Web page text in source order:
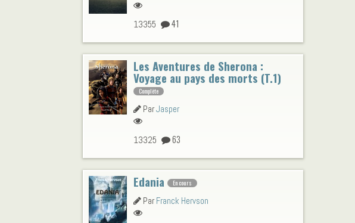
13355 41
Les Aventures de Sherona :
Voyage au pays des morts (T.1)
Complète
ParJasper
13325 63
Edania En cours
ParFranck Hervson